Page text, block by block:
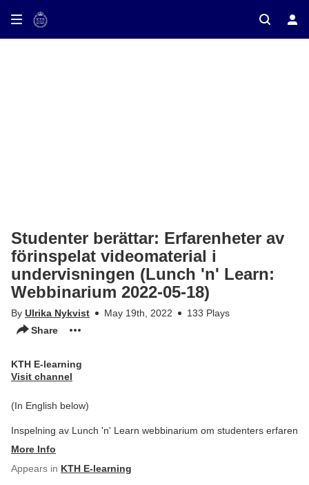
on TV
Studenter berättar: Erfarenheter av
förinspelat videomaterial i
undervisningen (Lunch 'n' Learn:
Webbinarium 2022-05-18)
By Ulrika Nykvist May 19th, 2022
133 Plays
Share
KTH E-learning
Visit channel
(In English below)
Inspelning av Lunch 'n' Learn webbinarium om studenters erfaren
More Info
Appears in KTH E-learning